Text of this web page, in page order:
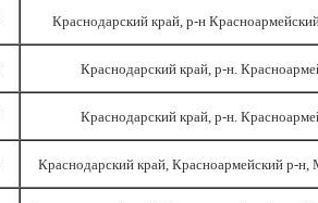
Краснодарский край, р-н
Краснодарский край, р-н.
Краснодарский край, р-н.
Краснодарский край, Красноармейский р-н,